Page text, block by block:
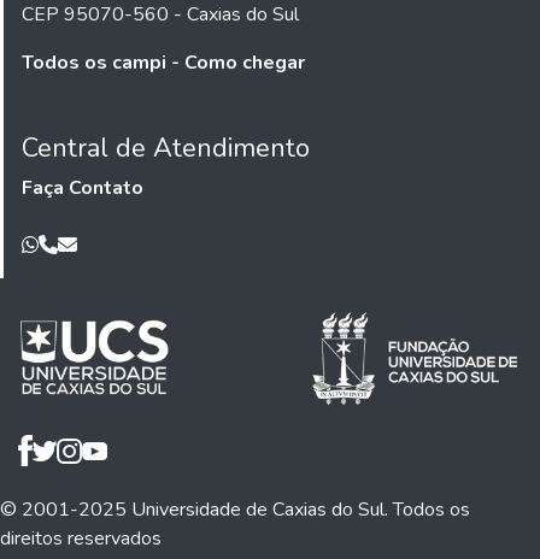
CEP 95070-560 - Caxias do Sul
Todos os campi - Como chegar
Central de Atendimento
Faça Contato
© 2001-2025 Universidade de Caxias do Sul. Todos os
direitos reservados